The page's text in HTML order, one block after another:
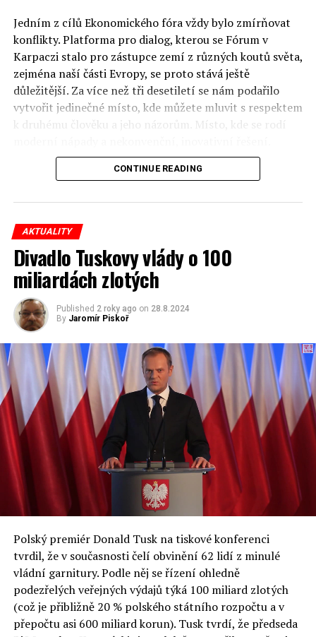
Jedním z cílů Ekonomického fóra vždy bylo zmírňovat
konflikty. Platforma pro dialog, kterou se Fórum v
Karpaczi stalo pro zástupce zemí z různých koutů světa,
zejména naší části Evropy, se proto stává ještě
důležitější. Za více než tři desetiletí se nám podařilo
vytvořit jedinečné místo, kde můžete mluvit s respektem
k druhému člověku a jeho názorům. Místo, kde se rodí
Polsko musí mít instituce, jejichž horizont činnosti je
politický tým. Pouze to vám dává šanci skutečně řešit
problémy. Hosty Fóra jsou prezidenti, předsedové vlád,
ministři, politici a představitelé samosprávy, prezidenti
korporací, lidé z kultury, renomovaní vědci, novináři a
zástupci nevládních organizací.
Důkladná analýza trendů prováděná odborníky z
Institute of Eastern Studies Foundation umožňuje
fóra, který se skládá z více než 350 akcí týkajících se
celého spektra témat ze světa evropské politiky.
inovativní ekonomiky, občanské společnosti, ochrany
životního prostředí a bezpečnosti.
Jednou z klíčových událostí XXXIII. ekonomického fóra
bude prezentace zprávy připravené Varšavskou
ekonomickou školou a Ekonomickým fórem. Odborníci
ze SGH již posedmé představili analýzy nejdůležitějších
ekonomických a sociálních problémů v Polsku a střední
Otázky spojené s vývojem umělé inteligence budou na
fóru AI zvláště diskutovanou oblastí. Fórum AI bude
zahrnovat vyhrazenou tematickou trať skládající se z
panelů, prezentací, workshopů a speciálních akcí.
Budou diskutovány klíčové otázky vlivu umělé
CONTINUE READING
AKTUALITY
Divadlo Tuskovy vlády o 100
miliardách zlotých
Published 2 roky ago on 28.8.2024
By Jaromír Piskoř
Polský premiér Donald Tusk na tiskové konferenci
tvrdil, že v současnosti čelí obvinění 62 lidí z minulé
vládní garnitury. Podle něj se řízení ohledně
podezřelých veřejných výdajů týká 100 miliard zlotých
(což je přibližně 20 % polského státního rozpočtu a v
přepočtu asi 600 miliard korun). Tusk tvrdí, že předseda